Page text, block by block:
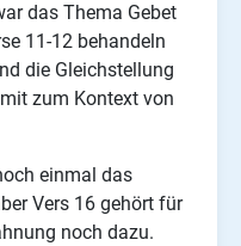
das Thema Gebet
11-12 behandeln
die Gleichstellung
zum Kontext von
einmal das
Vers 16 gehört für
noch dazu.